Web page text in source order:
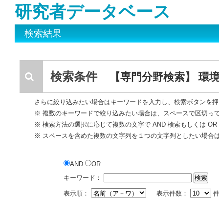
研究者データベース
検索結果
検索条件 【専門分野検索】 環
さらに絞り込みたい場合はキーワードを入力し、検索ボタンを
※ 複数のキーワードで絞り込みたい場合は、スペースで区切っ
※ 検索方法の選択に応じて複数の文字で AND 検索もしくは
※ スペースを含めた複数の文字列を１つの文字列としたい場合
AND
OR
キーワード：
表示順： 表示件数：